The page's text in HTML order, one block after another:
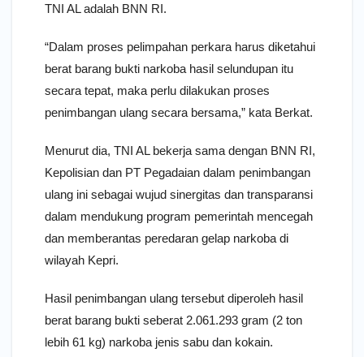
TNI AL adalah BNN RI.
“Dalam proses pelimpahan perkara harus diketahui
berat barang bukti narkoba hasil selundupan itu
secara tepat, maka perlu dilakukan proses
penimbangan ulang secara bersama,” kata Berkat.
Menurut dia, TNI AL bekerja sama dengan BNN RI,
Kepolisian dan PT Pegadaian dalam penimbangan
ulang ini sebagai wujud sinergitas dan transparansi
dalam mendukung program pemerintah mencegah
dan memberantas peredaran gelap narkoba di
wilayah Kepri.
Hasil penimbangan ulang tersebut diperoleh hasil
berat barang bukti seberat 2.061.293 gram (2 ton
lebih 61 kg) narkoba jenis sabu dan kokain.